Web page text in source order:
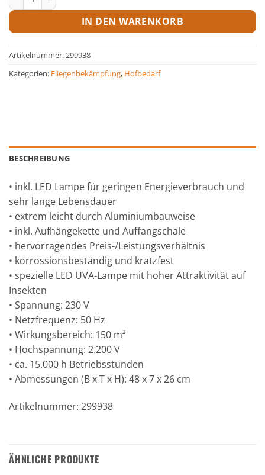
IN DEN WARENKORB
Artikelnummer:299938
Kategorien: Fliegenbekämpfung, Hofbedarf
BESCHREIBUNG
• inkl. LED Lampe für geringen Energieverbrauch und
sehr lange Lebensdauer
• extrem leicht durch Aluminiumbauweise
• inkl. Aufhängekette und Auffangschale
• hervorragendes Preis-/Leistungsverhältnis
• korrossionsbeständig und kratzfest
• spezielle LED UVA-Lampe mit hoher Attraktivität auf
Insekten
• Spannung: 230 V
• Netzfrequenz: 50 Hz
• Wirkungsbereich: 150 m²
• Hochspannung: 2.200 V
• ca. 15.000 h Betriebsstunden
• Abmessungen (B x T x H): 48 x 7 x 26 cm
Artikelnummer: 299938
ÄHNLICHE PRODUKTE